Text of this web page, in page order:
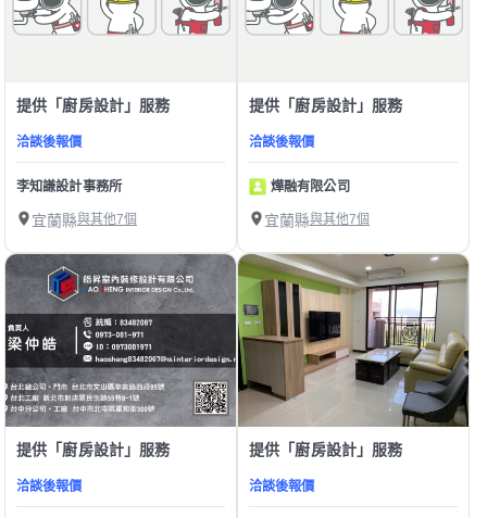
提供「廚房設計」服務
洽談後報價
李知謙設計事務所
宜蘭縣與其他7個
提供「廚房設計」服務
洽談後報價
燁融有限公司
宜蘭縣與其他7個
提供「廚房設計」服務
洽談後報價
提供「廚房設計」服務
洽談後報價